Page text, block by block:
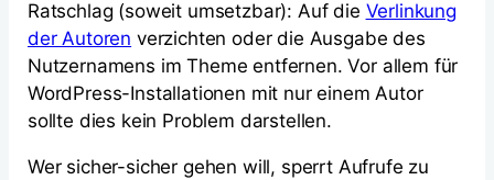
Ratschlag (soweit umsetzbar): Auf die Verlinkung
der Autoren verzichten oder die Ausgabe des
Nutzernamens im Theme entfernen. Vor allem für
WordPress-Installationen mit nur einem Autor
sollte dies kein Problem darstellen.
Wer sicher-sicher gehen will, sperrt Aufrufe zu